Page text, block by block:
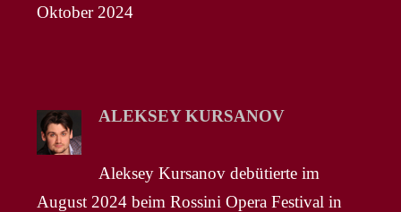
Oktober 2024
ALEKSEY KURSANOV
Aleksey Kursanov debütierte im
August 2024 beim Rossini Opera Festival in